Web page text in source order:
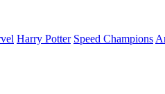
Harry Potter Speed Champions